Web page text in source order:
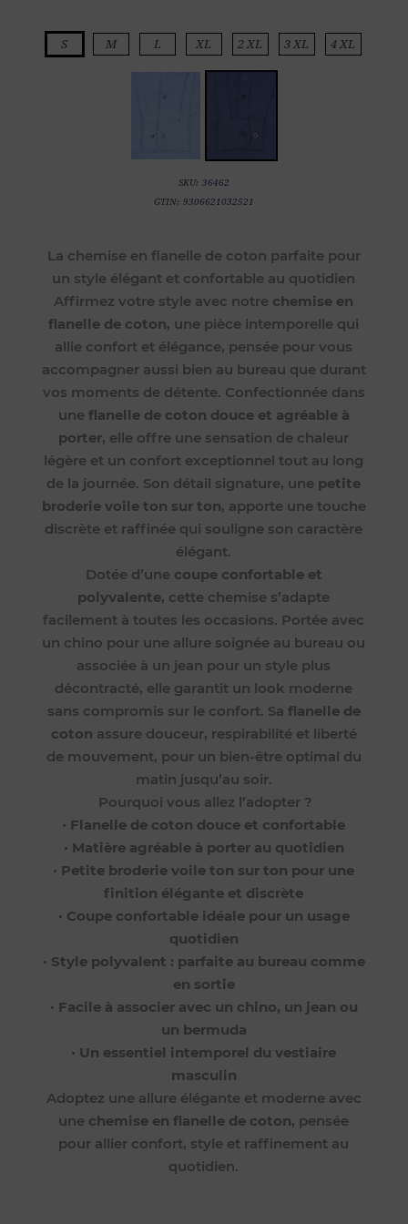
S M L XL 2 XL 3 XL 4 XL
SKU: 36462
GTIN: 9306621032521
La chemise en flanelle de coton parfaite pour
un style élégant et confortable au quotidien
Affirmez votre style avec notre chemise en
flanelle de coton, une pièce intemporelle qui
allie confort et élégance, pensée pour vous
accompagner aussi bien au bureau que durant
vos moments de détente. Confectionnée dans
une flanelle de coton douce et agréable à
porter, elle offre une sensation de chaleur
légère et un confort exceptionnel tout au long
de la journée. Son détail signature, une petite
broderie voile ton sur ton, apporte une touche
discrète et raffinée qui souligne son caractère
élégant.
Dotée d’une coupe confortable et
polyvalente, cette chemise s’adapte
facilement à toutes les occasions. Portée avec
un chino pour une allure soignée au bureau ou
associée à un jean pour un style plus
décontracté, elle garantit un look moderne
sans compromis sur le confort. Sa flanelle de
coton assure douceur, respirabilité et liberté
de mouvement, pour un bien-être optimal du
matin jusqu’au soir.
Pourquoi vous allez l’adopter ?
• Flanelle de coton douce et confortable
• Matière agréable à porter au quotidien
• Petite broderie voile ton sur ton pour une
finition élégante et discrète
• Coupe confortable idéale pour un usage
quotidien
• Style polyvalent : parfaite au bureau comme
en sortie
• Facile à associer avec un chino, un jean ou
un bermuda
• Un essentiel intemporel du vestiaire
masculin
Adoptez une allure élégante et moderne avec
une chemise en flanelle de coton, pensée
pour allier confort, style et raffinement au
quotidien.